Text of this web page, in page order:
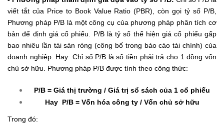
viết tắt của Price to Book Value Ratio (PBR), còn gọi tỷ số P/B,
Phương pháp P/B là một công cụ của phương pháp phân tích cơ
bản để định giá cổ phiếu. P/B là tỷ số thể hiện giá cổ phiếu gấp
bao nhiêu lần tài sản ròng (công bố trong báo cáo tài chính) của
doanh nghiệp. Hay: Chỉ số P/B là số tiền phải trả cho 1 đồng vốn
chủ sở hữu. Phương pháp P/B được tính theo công thức:
P/B = Giá thị trường / Giá trị sổ sách của 1 cổ phiếu
Hay P/B = Vốn hóa công ty / Vốn chủ sở hữu
Trong đó: